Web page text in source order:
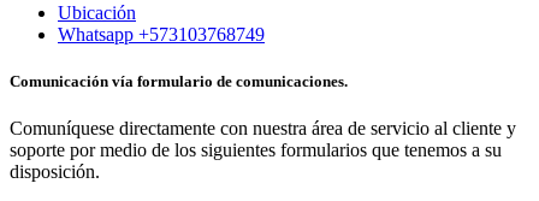
Ubicación
Whatsapp +573103768749
Comunicación vía formulario de comunicaciones.
Comuníquese directamente con nuestra área de servicio al cliente y
soporte por medio de los siguientes formularios que tenemos a su
disposición.